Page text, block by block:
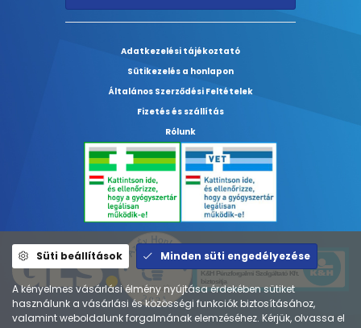
Adatkezelési tájékoztató
Sütikezelés a honlapon
Általános Szerződési Feltételek
Fizetés és szállítás
Rólunk
Süti beállítások Minden süti engedélyezése
A kényelmes vásárlási élmény nyújtása érdekében sütiket
használunk a vásárlási és közösségi funkciók biztosításához,
valamint weboldalunk forgalmának elemzéséhez. Kérjük, olvassa el